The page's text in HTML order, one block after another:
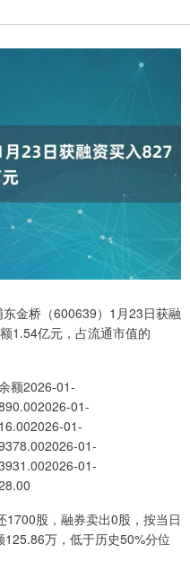
金桥（600639）1月23日获融
1.54亿元，占流通市值的
额2026-01-
01-
01-
01-
01-
股，融券卖出0股，按当日
万，低于历史50%分位